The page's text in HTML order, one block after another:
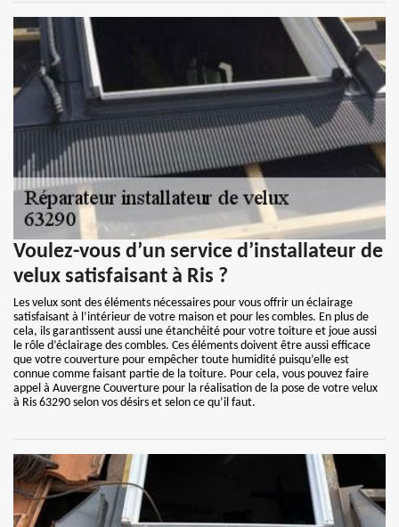
Voulez-vous d’un service d’installateur de
velux satisfaisant à Ris ?
Les velux sont des éléments nécessaires pour vous offrir un éclairage
satisfaisant à l’intérieur de votre maison et pour les combles. En plus de
cela, ils garantissent aussi une étanchéité pour votre toiture et joue aussi
le rôle d’éclairage des combles. Ces éléments doivent être aussi efficace
que votre couverture pour empêcher toute humidité puisqu’elle est
connue comme faisant partie de la toiture. Pour cela, vous pouvez faire
appel à Auvergne Couverture pour la réalisation de la pose de votre velux
à Ris 63290 selon vos désirs et selon ce qu’il faut.